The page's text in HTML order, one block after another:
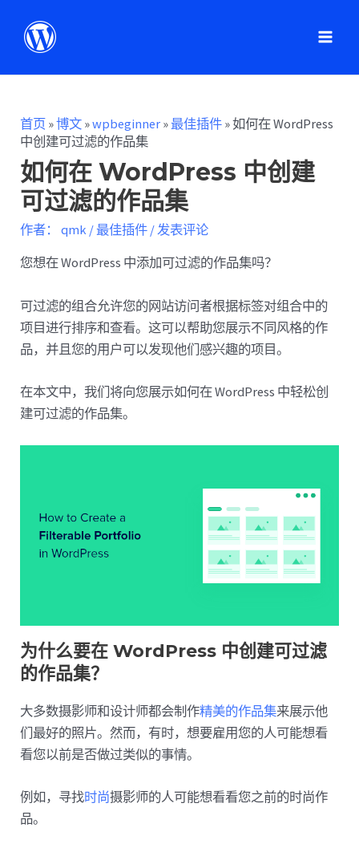
首页 »博文 »wpbeginner »最佳插件 »如何在 WordPress
中创建可过滤的作品集
如何在 WordPress 中创建
可过滤的作品集
作者： qmk /最佳插件 /发表评论
您想在 WordPress 中添加可过滤的作品集吗？
可过滤的组合允许您的网站访问者根据标签对组合中的
项目进行排序和查看。这可以帮助您展示不同风格的作
品，并且您的用户可以发现他们感兴趣的项目。
在本文中，我们将向您展示如何在 WordPress 中轻松创
建可过滤的作品集。
为什么要在 WordPress 中创建可过滤
的作品集？
大多数摄影师和设计师都会制作精美的作品集来展示他
们最好的照片。然而，有时，想要雇用您的人可能想看
看您以前是否做过类似的事情。
例如，寻找时尚摄影师的人可能想看看您之前的时尚作
品。